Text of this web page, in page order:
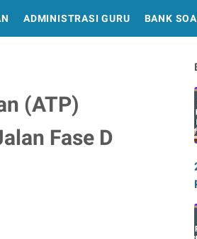
ADMINISTRASI GURU BANK
(ATP)
Fase D